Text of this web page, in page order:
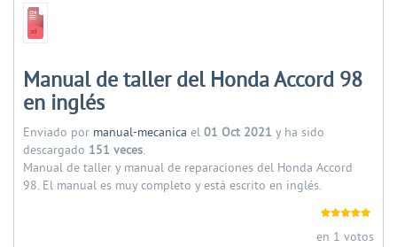
Manual de taller del Honda Accord 98
en inglés
Enviado por manual-mecanica el 01 Oct 2021 y ha sido
descargado 151 veces.
Manual de taller y manual de reparaciones del Honda Accord
98. El manual es muy completo y está escrito en inglés.
en 1 votos